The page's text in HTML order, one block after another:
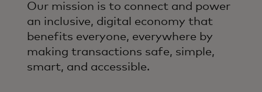
Our mission is to connect and power
an inclusive, digital economy that
benefits everyone, everywhere by
making transactions safe, simple,
smart, and accessible.